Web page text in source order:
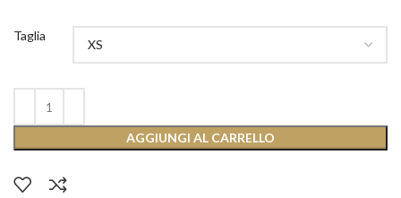
Taglia
AGGIUNGI AL CARRELLO